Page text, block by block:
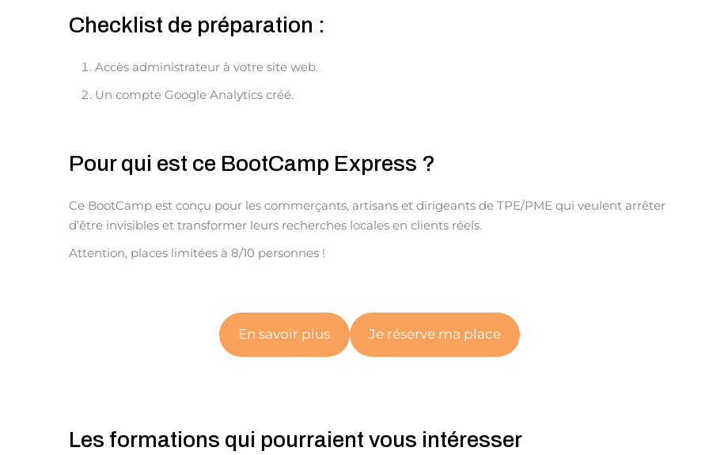
Checklist de préparation :
Accès administrateur à votre site web.
Un compte Google Analytics créé.
Pour qui est ce BootCamp Express ?
Ce BootCamp est conçu pour les commerçants, artisans et dirigeants de TPE/PME qui veulent arrêter
d’être invisibles et transformer leurs recherches locales en clients réels.
Attention, places limitées à 8/10 personnes !
En savoir plus Je réserve ma place
Les formations qui pourraient vous intéresser